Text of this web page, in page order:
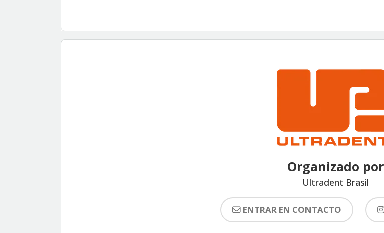
Organizado por
Ultradent Brasil
ENTRAR EN CONTACTO